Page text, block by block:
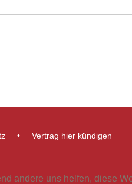
Vertrag hier kündigen
andere uns helfen, diese